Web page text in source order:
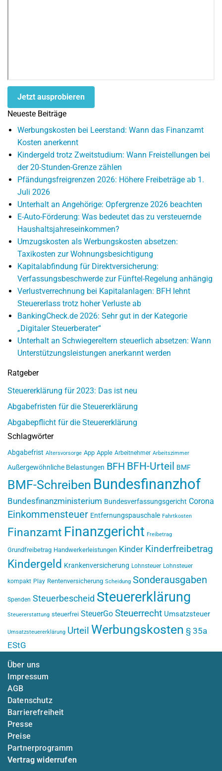
Jetzt ausprobieren
Neueste Beiträge
Werbungskosten bei Leerstand: Wann das Finanzamt
Kosten anerkennt
Kindergeld trotz Zweitstudium: Wann Freistellungen bei
der 20-Stunden-Grenze zählen
Pfändungsfreigrenzen 2026: Höhere Freibeträge ab 1.
Juli 2026
Unterhalt an Angehörige: Opfergrenze 2026 beachten
E-Auto-Förderung: Was bedeutet das zu versteuernde
Haushaltsjahreseinkommen?
Umzugskosten als Werbungskosten absetzen:
Taxikosten zur Wohnungsbesichtigung
Kapitalabfindung für Direktversicherung:
Verfassungsbeschwerde zur Fünftel-Regelung anhängig
Verlustverrechnung bei Kapitalanlagen: BFH lehnt
Steuererlass trotz hoher Verluste ab
BankingCheck.de 2026: Sehr gut in der Kategorie
„Digitaler Steuerberater“
Unterhalt an Schwiegereltern steuerlich absetzen: Wann
Unterstützungsleistungen anerkannt werden
Ratgeber
Steuererklärung für 2023: Das ist neu
Abgabefristen für die Steuererklärung
Abgabepflicht für die Steuererklärung
Schlagwörter
Abgabefrist Altersvorsorge App Apple Arbeitnehmer Arbeitszimmer
Außergewöhnliche Belastungen BFH BFH-Urteil BMF
BMF-Schreiben Bundesfinanzhof
Bundesfinanzministerium Bundesverfassungsgericht Corona
Einkommensteuer Entfernungspauschale Fahrtkosten
Finanzamt Finanzgericht Freibetrag
Grundfreibetrag Handwerkerleistungen Kinder Kinderfreibetrag
Kindergeld Krankenversicherung Lohnsteuer Lohnsteuer
kompakt Play Rentenversicherung Scheidung Sonderausgaben
Spenden Steuerbescheid Steuererklärung
Steuererstattung steuerfrei SteuerGo Steuerrecht Umsatzsteuer
Umsatzsteuererklärung Urteil Werbungskosten § 35a
EStG
Über uns
Impressum
AGB
Datenschutz
Barrierefreiheit
Presse
Preise
Partnerprogramm
Vertrag widerrufen